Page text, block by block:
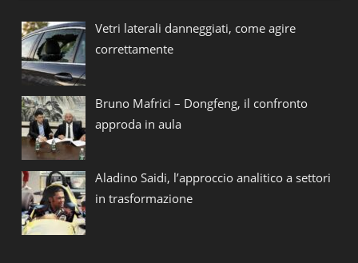
Vetri laterali danneggiati, come agire
correttamente
Bruno Mafrici – Dongfeng, il confronto
approda in aula
Aladino Saidi, l’approccio analitico a settori
in trasformazione